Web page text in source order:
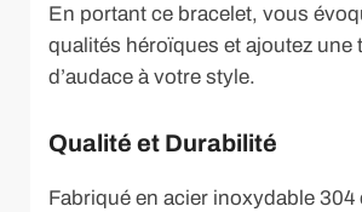
En portant ce bracelet, vous
qualités héroïques et ajoutez une
d’audace à votre style.
Qualité et Durabilité
Fabriqué en acier inoxydable 304